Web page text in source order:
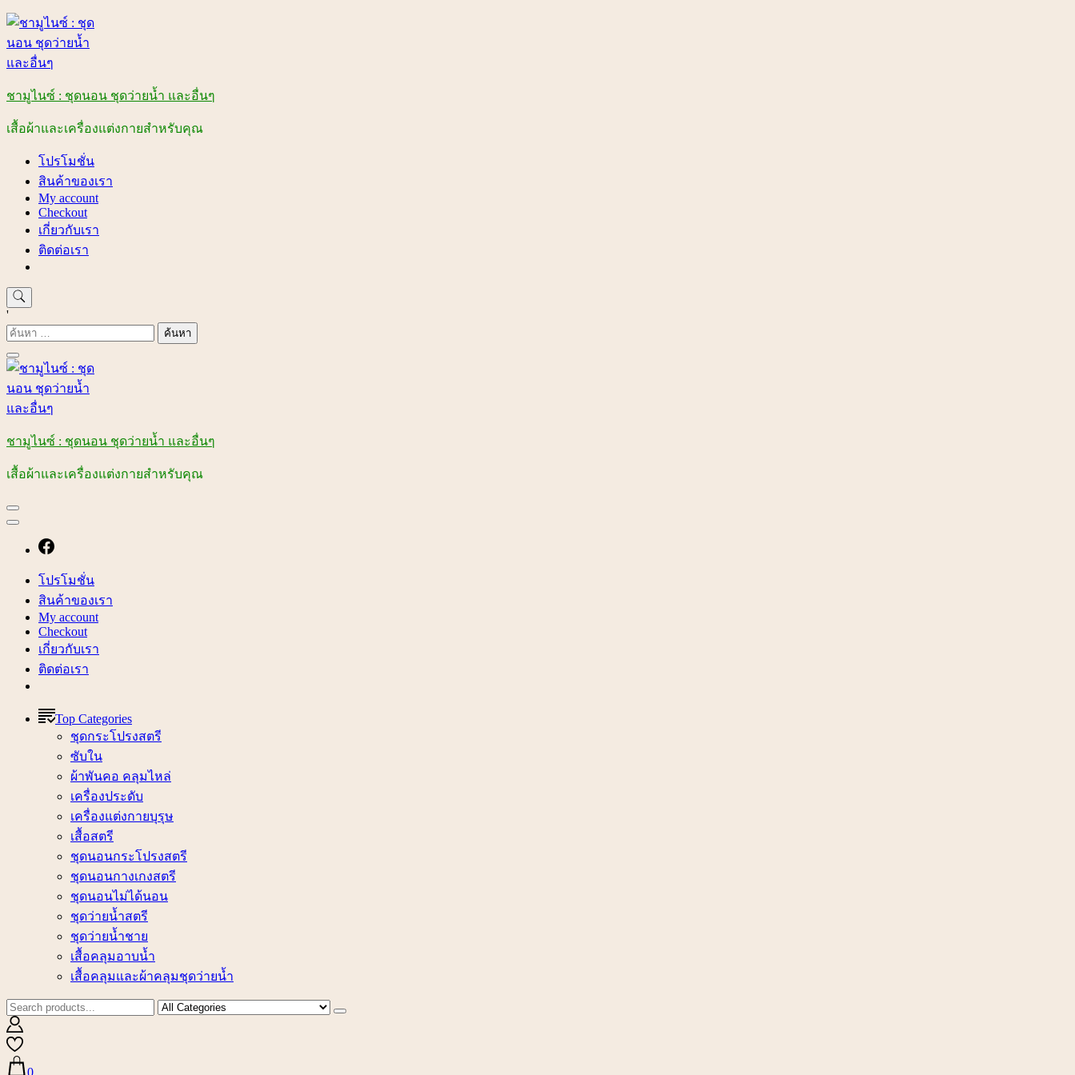
Skip
content
ชามูไนซ์ : ชุดนอน ชุดว่ายน้ำ และอื่นๆ
เสื้อผ้าและเครื่องแต่งกายสำหรับคุณ
โปรโมชั่น
สินค้าของเรา
My account
Checkout
เกี่ยวกับเรา
ติดต่อเรา
'
ค้นหา
สำหรับ:
ชามูไนซ์ : ชุดนอน ชุดว่ายน้ำ และอื่นๆ
เสื้อผ้าและเครื่องแต่งกายสำหรับคุณ
โปรโมชั่น
สินค้าของเรา
My account
Checkout
เกี่ยวกับเรา
ติดต่อเรา
Top Categories
ชุดกระโปรงสตรี
ซับใน
ผ้าพันคอ คลุมไหล่
เครื่องประดับ
เครื่องแต่งกายบุรุษ
เสื้อสตรี
ชุดนอนกระโปรงสตรี
ชุดนอนกางเกงสตรี
ชุดนอนไม่ได้นอน
ชุดว่ายน้ำสตรี
ชุดว่ายน้ำชาย
เสื้อคลุมอาบน้ำ
เสื้อคลุมและผ้าคลุมชุดว่ายน้ำ
0